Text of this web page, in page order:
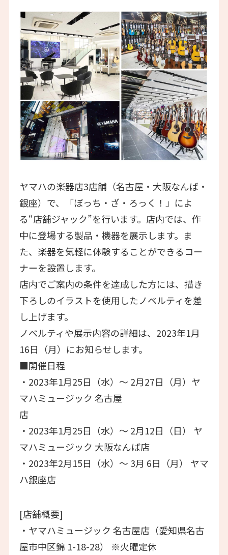
ヤマハの楽器店3店舗（名古屋・大阪なんば・
銀座）で、「ぼっち・ざ・ろっく！」によ
る“店舗ジャック”を行います。店内では、作
中に登場する製品・機器を展示します。ま
た、楽器を気軽に体験することができるコー
ナーを設置します。
店内でご案内の条件を達成した方には、描き
下ろしのイラストを使用したノベルティを差
し上げます。
ノベルティや展示内容の詳細は、2023年1月
16日（月）にお知らせします。
■開催日程
・2023年1月25日（水）～ 2月27日（月）ヤ
マハミュージック 名古屋
店
・2023年1月25日（水）～ 2月12日（日） ヤ
マハミュージック 大阪なんば店
・2023年2月15日（水）～ 3月 6日（月） ヤマ
ハ銀座店
[店舗概要]
・ヤマハミュージック 名古屋店（愛知県名古
屋市中区錦 1-18-28） ※火曜定休